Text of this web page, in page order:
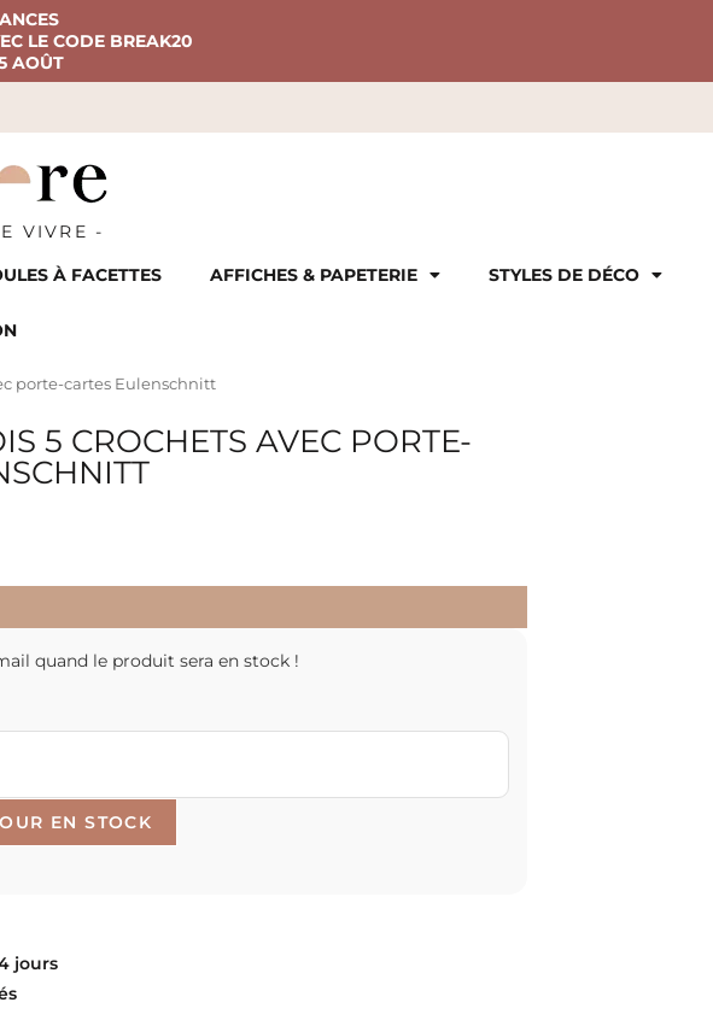
LE CODE BREAK20
AOÛT
VIVRE -
À FACETTES AFFICHES & PAPETERIE STYLES DE DÉCO
porte-cartes Eulenschnitt
5 CROCHETS AVEC PORTE-
quand le produit sera en stock !
jours